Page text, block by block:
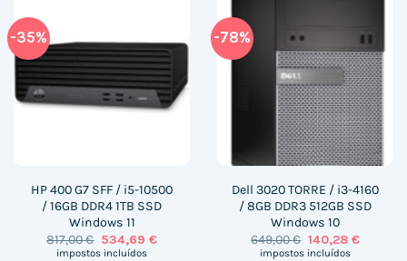
-35%
HP 400 G7 SFF / i5-10500
/ 16GB DDR4 1TB SSD
Windows 11
817,00€ O
preço
534,69 €O
impostos incluídos
-78%
Dell 3020 TORRE / i3-4160
/ 8GB DDR3 512GB SSD
Windows 10
649,00€ O
preço
140,28 €O
impostos incluídos